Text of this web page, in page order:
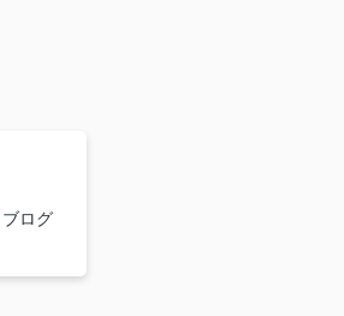
ログ